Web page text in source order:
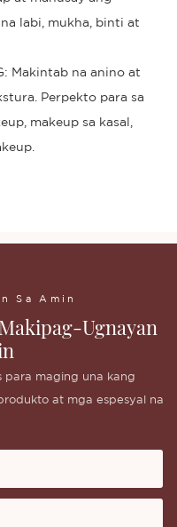
labi, mukha, binti at
Makintab na anino at
Perpekto para sa
makeup sa kasal,
Sa Amin
Ugnayan
para maging una kang
at mga espesyal na